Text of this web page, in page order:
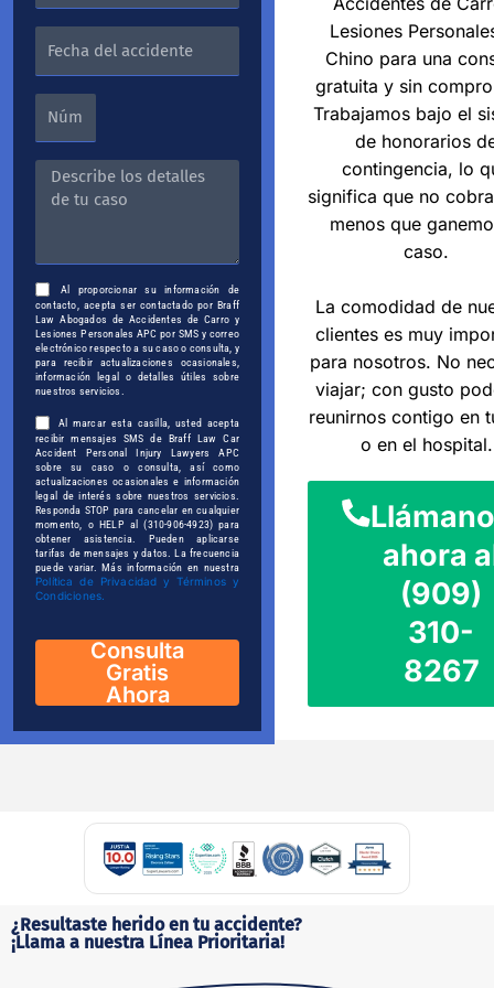
Al proporcionar su información de
contacto, acepta ser contactado por Braff
Law Abogados de Accidentes de Carro y
Lesiones Personales APC por SMS y correo
electrónico respecto a su caso o consulta, y
para recibir actualizaciones ocasionales,
información legal o detalles útiles sobre
nuestros servicios.
Al marcar esta casilla, usted acepta
recibir mensajes SMS de Braff Law Car
Accident Personal Injury Lawyers APC
sobre su caso o consulta, así como
actualizaciones ocasionales e información
legal de interés sobre nuestros servicios.
Responda STOP para cancelar en cualquier
momento, o HELP al (310-906-4923) para
obtener asistencia. Pueden aplicarse
tarifas de mensajes y datos. La frecuencia
puede variar. Más información en nuestra
Política de Privacidad y Términos y
Condiciones.
Consulta
Gratis
Ahora
Lesiones
Chino para una
gratuita y sin
Trabajamos bajo el
de honorarios
contingencia, lo
significa que no
menos que
caso.
La comodidad de
clientes es muy
para nosotros. No
viajar; con gusto
reunirnos contigo en
o en el hospital.
ahora
(909)
310-
8267
¿Resultaste herido en tu accidente?
¡Llama a nuestra Línea Prioritaria!